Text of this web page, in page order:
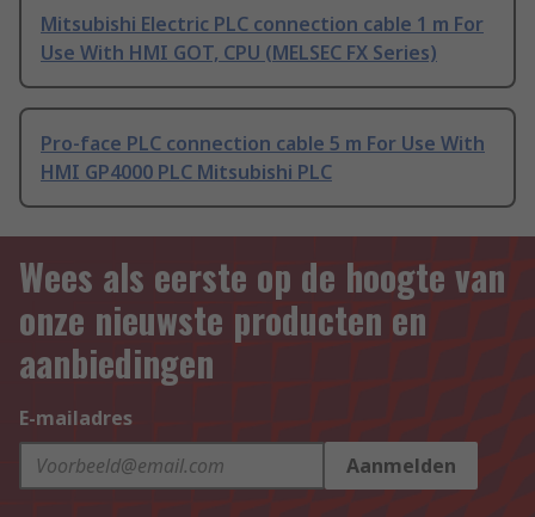
Mitsubishi Electric PLC connection cable 1 m For
Use With HMI GOT, CPU (MELSEC FX Series)
Pro-face PLC connection cable 5 m For Use With
HMI GP4000 PLC Mitsubishi PLC
Wees als eerste op de hoogte van
onze nieuwste producten en
aanbiedingen
E-mailadres
Aanmelden